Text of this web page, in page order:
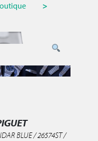
>
BLUE / 26574ST /